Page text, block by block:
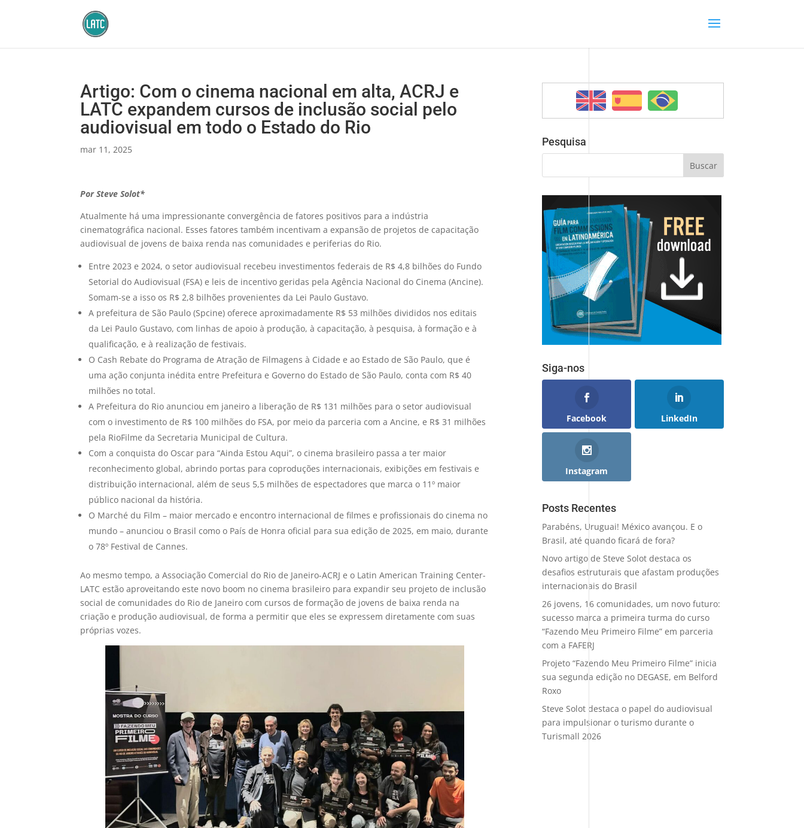
Artigo: Com o cinema nacional em alta, ACRJ e
LATC expandem cursos de inclusão social pelo
audiovisual em todo o Estado do Rio
mar 11, 2025
Por Steve Solot*
Atualmente há uma impressionante convergência de fatores positivos para a indústria
cinematográfica nacional. Esses fatores também incentivam a expansão de projetos de capacitação
audiovisual de jovens de baixa renda nas comunidades e periferias do Rio.
Entre 2023 e 2024, o setor audiovisual recebeu investimentos federais de R$ 4,8 bilhões do Fundo
Setorial do Audiovisual (FSA) e leis de incentivo geridas pela Agência Nacional do Cinema (Ancine).
Somam-se a isso os R$ 2,8 bilhões provenientes da Lei Paulo Gustavo.
A prefeitura de São Paulo (Spcine) oferece aproximadamente R$ 53 milhões divididos nos editais
da Lei Paulo Gustavo, com linhas de apoio à produção, à capacitação, à pesquisa, à formação e à
qualificação, e à realização de festivais.
O Cash Rebate do Programa de Atração de Filmagens à Cidade e ao Estado de São Paulo, que é
uma ação conjunta inédita entre Prefeitura e Governo do Estado de São Paulo, conta com R$ 40
milhões no total.
A Prefeitura do Rio anunciou em janeiro a liberação de R$ 131 milhões para o setor audiovisual
com o investimento de R$ 100 milhões do FSA, por meio da parceria com a Ancine, e R$ 31 milhões
pela RioFilme da Secretaria Municipal de Cultura.
Com a conquista do Oscar para “Ainda Estou Aqui”, o cinema brasileiro passa a ter maior
reconhecimento global, abrindo portas para coproduções internacionais, exibições em festivais e
distribuição internacional, além de seus 5,5 milhões de espectadores que marca o 11º maior
público nacional da história.
O Marché du Film – maior mercado e encontro internacional de filmes e profissionais do cinema no
mundo – anunciou o Brasil como o País de Honra oficial para sua edição de 2025, em maio, durante
o 78º Festival de Cannes.
Ao mesmo tempo, a Associação Comercial do Rio de Janeiro-ACRJ e o Latin American Training Center-
LATC estão aproveitando este novo boom no cinema brasileiro para expandir seu projeto de inclusão
social de comunidades do Rio de Janeiro com cursos de formação de jovens de baixa renda na
criação e produção audiovisual, de forma a permitir que eles se expressem diretamente com suas
próprias vozes.
Pesquisa
Siga-nos
Facebook LinkedIn
Instagram
Posts Recentes
Parabéns, Uruguai! México avançou. E o
Brasil, até quando ficará de fora?
Novo artigo de Steve Solot destaca os
desafios estruturais que afastam produções
internacionais do Brasil
26 jovens, 16 comunidades, um novo futuro:
sucesso marca a primeira turma do curso
“Fazendo Meu Primeiro Filme” em parceria
com a FAFERJ
Projeto “Fazendo Meu Primeiro Filme” inicia
sua segunda edição no DEGASE, em Belford
Roxo
Steve Solot destaca o papel do audiovisual
para impulsionar o turismo durante o
Turismall 2026